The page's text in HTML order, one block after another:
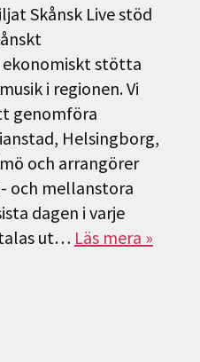
Skånsk Live stöd
stötta
i regionen. Vi
genomföra
Helsingborg,
och arrangörer
och mellanstora
dagen i varje
ut… Läs mera »